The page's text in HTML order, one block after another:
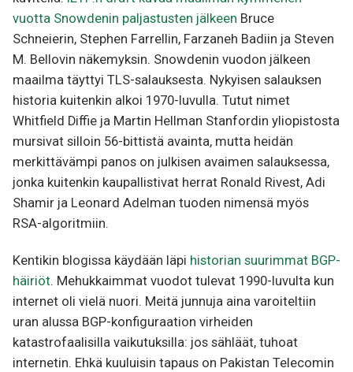
vuotta Snowdenin paljastusten jälkeen Bruce
Schneierin, Stephen Farrellin, Farzaneh Badiin ja Steven
M. Bellovin näkemyksin. Snowdenin vuodon jälkeen
maailma täyttyi TLS-salauksesta. Nykyisen salauksen
historia kuitenkin alkoi 1970-luvulla. Tutut nimet
Whitfield Diffie ja Martin Hellman Stanfordin yliopistosta
mursivat silloin 56-bittistä avainta, mutta heidän
merkittävämpi panos on julkisen avaimen salauksessa,
jonka kuitenkin kaupallistivat herrat Ronald Rivest, Adi
Shamir ja Leonard Adelman tuoden nimensä myös
RSA-algoritmiin.
Kentikin blogissa käydään läpi historian suurimmat BGP-
häiriöt. Mehukkaimmat vuodot tulevat 1990-luvulta kun
internet oli vielä nuori. Meitä junnuja aina varoiteltiin
uran alussa BGP-konfiguraation virheiden
katastrofaalisilla vaikutuksilla: jos sähläät, tuhoat
internetin. Ehkä kuuluisin tapaus on Pakistan Telecomin